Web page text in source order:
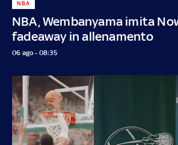
NBA, Wembanyama imita
fadeaway in allenamento
NBA
06 ago - 08:35